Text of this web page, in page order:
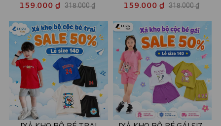
mẫu - Quần áo bé trai từ 22-
26kg - Loza Kids XB004
159.000 ₫ 318.000 ₫
mẫu - Quần áo bé gái từ 22-
26kg - Loza Kids XB005
159.000 ₫ 318.000 ₫